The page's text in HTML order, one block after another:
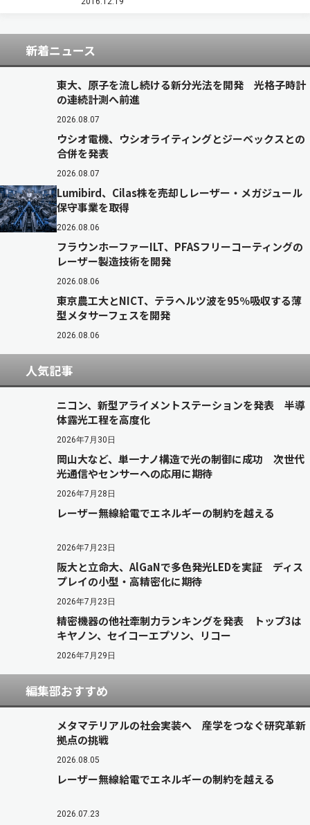
新着ニュース
東大、原子を流し続ける新分光法を開発 光格子時計
の連続計測へ前進
2026.08.07
ウシオ電機、ウシオライティングとジーベックスとの
合併を発表
2026.08.07
Lumibird、Cilas株を売却しレーザー・メガジュール
保守事業を取得
2026.08.06
フラウンホーファーILT、PFASフリーコーティングの
レーザー製造技術を開発
2026.08.06
東京農工大とNICT、テラヘルツ波を95％吸収する薄
型メタサーフェスを開発
2026.08.06
人気記事
ニコン、新型アライメントステーションを発表 半導
体露光工程を高度化
2026年7月30日
岡山大など、単一ナノ構造で光の制御に成功 次世代
光通信やセンサーへの応用に期待
2026年7月28日
レーザー無線給電でエネルギーの制約を越える
2026年7月23日
阪大と立命大、AlGaNで多色発光LEDを実証 ディス
プレイの小型・高精密化に期待
2026年7月23日
精密機器の他社牽制力ランキングを発表 トップ3は
キヤノン、セイコーエプソン、リコー
2026年7月29日
編集部おすすめ
メタマテリアルの社会実装へ 産学をつなぐ研究革新
拠点の挑戦
2026.08.05
レーザー無線給電でエネルギーの制約を越える
2026.07.23